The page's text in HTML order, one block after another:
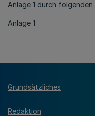
Anlage 1 durch
Anlage 1
Grundsätzliches
Redaktion